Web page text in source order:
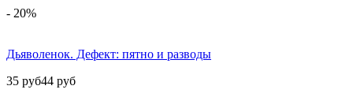
- 20%
Дьяволенок. Дефект: пятно и разводы
35 руб44 руб